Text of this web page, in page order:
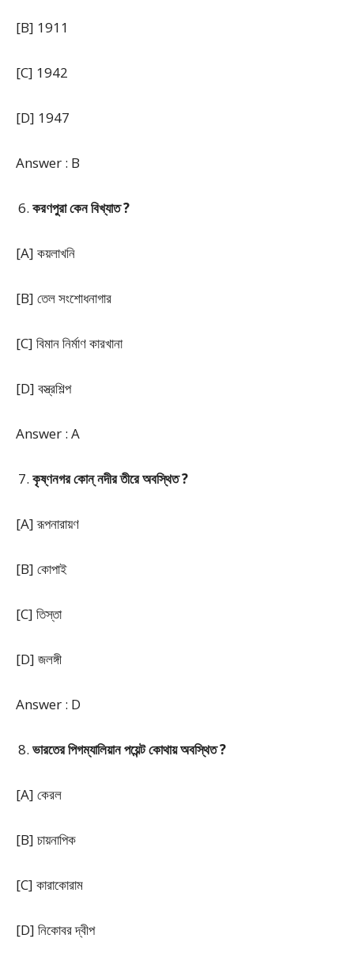
[B] 1911
[C] 1942
[D] 1947
Answer : B
করণপুরা কেন বিখ্যাত ?
[A] কয়লাখনি
[B] তেল সংশোধনাগার
[C] বিমান নির্মাণ কারখানা
[D] বস্ত্রশিল্প
Answer : A
কৃষ্ণনগর কোন্ নদীর তীরে অবস্থিত ?
[A] রূপনারায়ণ
[B] কোপাই
[C] তিস্তা
[D] জলঙ্গী
Answer : D
ভারতের পিগম্যালিয়ান পয়েন্ট কোথায় অবস্থিত ?
[A] কেরল
[B] চায়নাপিক
[C] কারাকোরাম
[D] নিকোবর দ্বীপ